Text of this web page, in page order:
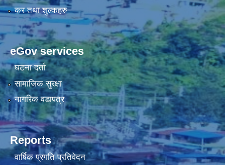
कर तथा शुल्कहरु
eGov services
घटना दर्ता
सामाजिक सुरक्षा
नागरिक वडापत्र
Reports
वार्षिक प्रगति प्रतिवेदन